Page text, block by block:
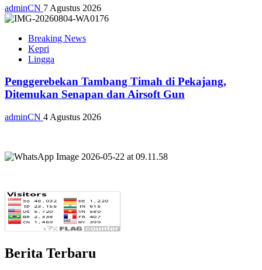
adminCN 7 Agustus 2026
Breaking News
Kepri
Lingga
Penggerebekan Tambang Timah di Pekajang,
Ditemukan Senapan dan Airsoft Gun
adminCN 4 Agustus 2026
Berita Terbaru